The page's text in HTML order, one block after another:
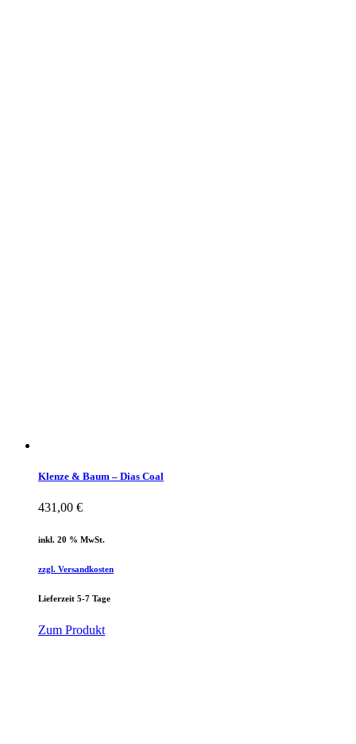
Klenze & Baum – Dias Coal
431,00 €
inkl. 20 % MwSt.
zzgl. Versandkosten
Lieferzeit 5-7 Tage
Zum Produkt